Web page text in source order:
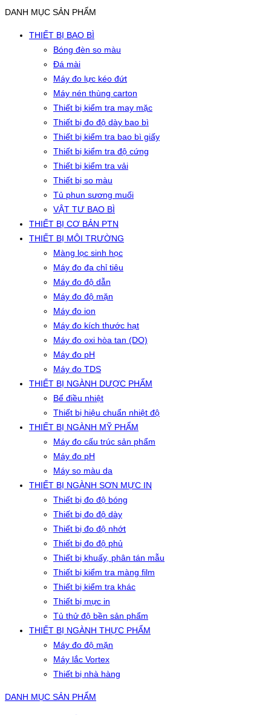
DANH MỤC SẢN PHẨM
THIẾT BỊ BAO BÌ
Bóng đèn so màu
Đá mài
Máy đo lực kéo đứt
Máy nén thùng carton
Thiết bị kiểm tra may mặc
Thiết bị đo độ dày bao bì
Thiết bị kiểm tra bao bì giấy
Thiết bị kiểm tra độ cứng
Thiết bị kiểm tra vải
Thiết bị so màu
Tủ phun sương muối
VẬT TƯ BAO BÌ
THIẾT BỊ CƠ BẢN PTN
THIẾT BỊ MÔI TRƯỜNG
Màng lọc sinh học
Máy đo đa chỉ tiêu
Máy đo độ dẫn
Máy đo độ mặn
Máy đo ion
Máy đo kích thước hạt
Máy đo oxi hòa tan (DO)
Máy đo pH
Máy đo TDS
THIẾT BỊ NGÀNH DƯỢC PHẨM
Bể điều nhiệt
Thiết bị hiệu chuẩn nhiệt độ
THIẾT BỊ NGÀNH MỸ PHẨM
Máy đo cấu trúc sản phẩm
Máy đo pH
Máy so màu da
THIẾT BỊ NGÀNH SƠN MỰC IN
Thiết bị đo độ bóng
Thiết bị đo độ dày
Thiết bị đo độ nhớt
Thiết bị đo độ phủ
Thiết bị khuấy, phân tán mẫu
Thiết bị kiểm tra màng film
Thiết bị kiểm tra khác
Thiết bị mực in
Tủ thử độ bền sản phẩm
THIẾT BỊ NGÀNH THỰC PHẨM
Máy đo độ mặn
Máy lắc Vortex
Thiết bị nhà hàng
DANH MỤC SẢN PHẨM